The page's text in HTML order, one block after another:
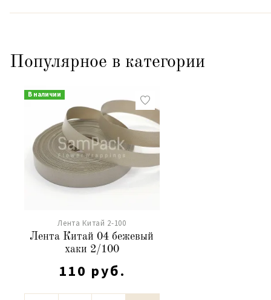
Популярное в категории
В наличии
Лента Китай 2-100
Лента Китай 04 бежевый
хаки 2/100
110 руб.